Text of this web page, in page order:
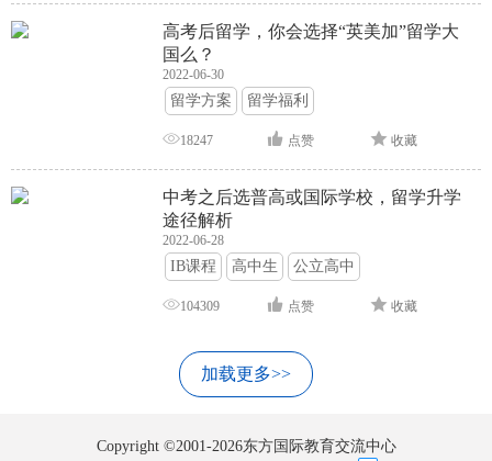
高考后留学，你会选择“英美加”留学大
国么？
2022-06-30
留学方案 留学福利
18247 点赞 收藏
中考之后选普高或国际学校，留学升学
途径解析
2022-06-28
IB课程 高中生 公立高中
104309 点赞 收藏
加载更多>>
Copyright ©2001-2026东方国际教育交流中心